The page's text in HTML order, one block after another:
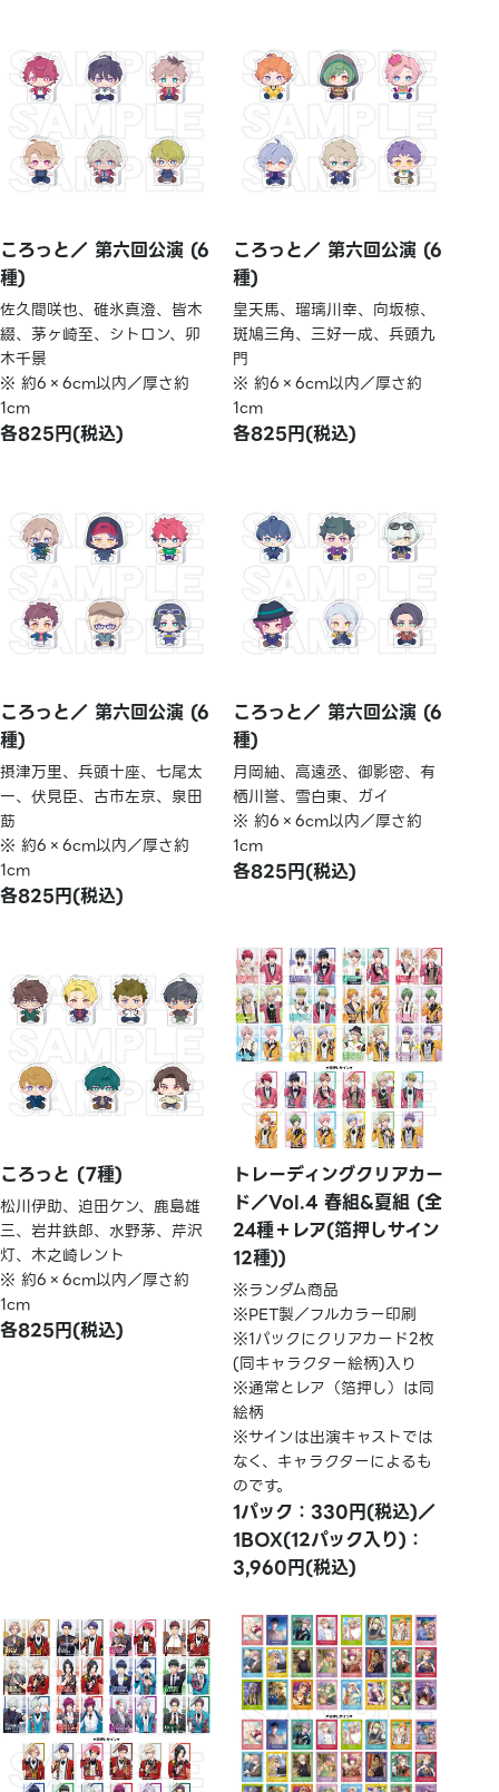
ころっと／ 第六回公演 (6
種)
佐久間咲也、碓氷真澄、皆木
綴、茅ヶ崎至、シトロン、卯
木千景
※ 約6×6cm以内／厚さ約
1cm
各825円(税込)
ころっと／ 第六回公演 (6
種)
皇天馬、瑠璃川幸、向坂椋、
斑鳩三角、三好一成、兵頭九
門
※ 約6×6cm以内／厚さ約
1cm
各825円(税込)
ころっと／ 第六回公演 (6
種)
摂津万里、兵頭十座、七尾太
一、伏見臣、古市左京、泉田
莇
※ 約6×6cm以内／厚さ約
1cm
各825円(税込)
ころっと／ 第六回公演 (6
種)
月岡紬、高遠丞、御影密、有
栖川誉、雪白東、ガイ
※ 約6×6cm以内／厚さ約
1cm
各825円(税込)
ころっと (7種)
松川伊助、迫田ケン、鹿島雄
三、岩井鉄郎、水野茅、芹沢
灯、木之崎レント
※ 約6×6cm以内／厚さ約
1cm
各825円(税込)
トレーディングクリアカー
ド／Vol.4 春組&夏組 (全
24種＋レア(箔押しサイン
12種))
※ランダム商品
※PET製／フルカラー印刷
※1パックにクリアカード2枚
(同キャラクター絵柄)入り
※通常とレア（箔押し）は同
絵柄
※サインは出演キャストでは
なく、キャラクターによるも
のです。
1パック：330円(税込)／
1BOX(12パック入り)：
3,960円(税込)